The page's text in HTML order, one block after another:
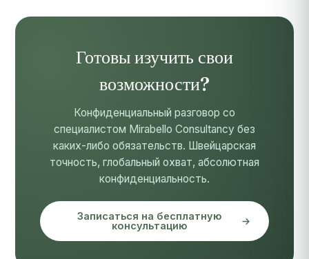
Готовы изучить свои
возможности?
Конфиденциальный разговор со
специалистом Mirabello Consultancy без
каких-либо обязательств. Швейцарская
точность, глобальный охват, абсолютная
конфиденциальность.
Записаться на бесплатную
консультацию